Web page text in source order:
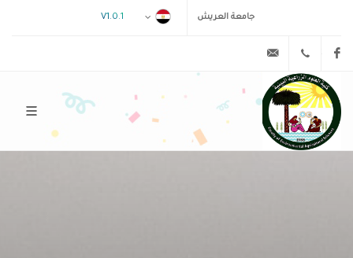
جامعة العريش V1.0.1
Facebook
0683320384